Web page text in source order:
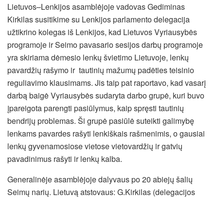
Lietuvos–Lenkijos asamblėjoje vadovas Gediminas
Kirkilas susitikime su Lenkijos parlamento delegacija
užtikrino kolegas iš Lenkijos, kad Lietuvos Vyriausybės
programoje ir Seimo pavasario sesijos darbų programoje
yra skiriama dėmesio lenkų švietimo Lietuvoje, lenkų
pavardžių rašymo ir tautinių mažumų padėties teisinio
reguliavimo klausimams. Jis taip pat raportavo, kad vasarį
darbą baigė Vyriausybės sudaryta darbo grupė, kuri buvo
įpareigota parengti pasiūlymus, kaip spręsti tautinių
bendrijų problemas. Ši grupė pasiūlė suteikti galimybę
lenkams pavardes rašyti lenkiškais rašmenimis, o gausiai
lenkų gyvenamosiose vietose vietovardžių ir gatvių
pavadinimus rašyti ir lenkų kalba.
Generalinėje asamblėjoje dalyvaus po 20 abiejų šalių
Seimų narių. Lietuvą atstovaus: G.Kirkilas (delegacijos